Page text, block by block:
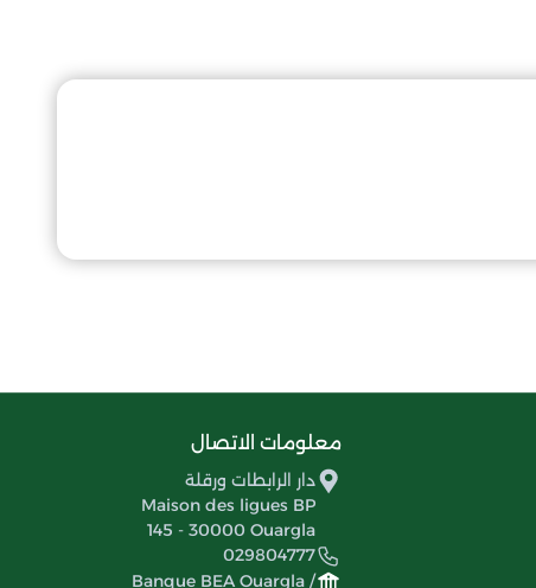
معلومات الاتصال
دار الرابطات ورقلة
Maison des ligues BP
145 - 30000 Ouargla
029804777
Banque BEA Ouargla /